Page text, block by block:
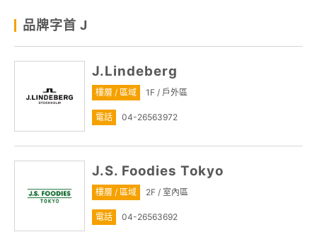
品牌字首 J
J.Lindeberg
樓層 / 區域 1F / 戶外區
電話 04-26563972
J.S. Foodies Tokyo
樓層 / 區域 2F / 室內區
電話 04-26563692